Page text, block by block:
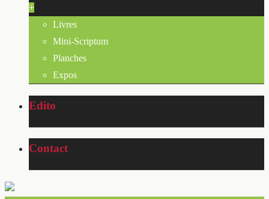
+
Livres
Mini-Scriptum
Planches
Expos
Edito
Contact